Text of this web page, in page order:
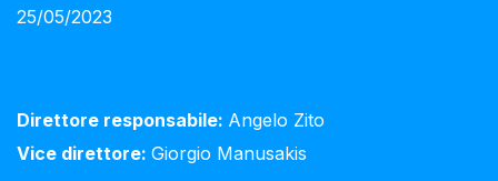
25/05/2023
Direttore responsabile: Angelo Zito
Vice direttore: Giorgio Manusakis